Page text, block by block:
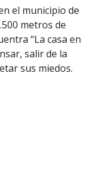
el municipio de
metros de
“La casa en
salir de la
sus miedos.